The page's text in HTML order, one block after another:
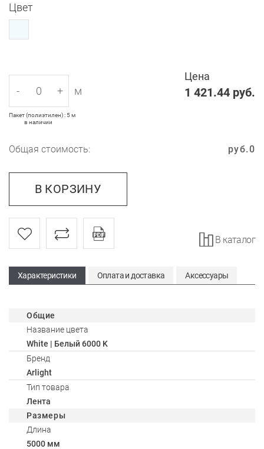
Цвет
Цена
1 421.44 руб.
- + м
Пакет (полиэтилен) : 5 м
в наличии
Общая стоимость: 0
руб.
В КОРЗИНУ
В каталог
Характеристики Оплата и доставка Аксессуары
Общие
Название цвета
White | Белый 6000 K
Бренд
Arlight
Тип товара
Лента
Размеры
Длина
5000 мм